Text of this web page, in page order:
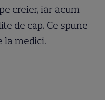
creier, iar acum
de cap. Ce spune
la medici.